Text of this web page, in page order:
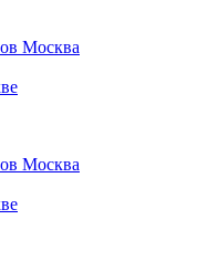
Москва
Москва